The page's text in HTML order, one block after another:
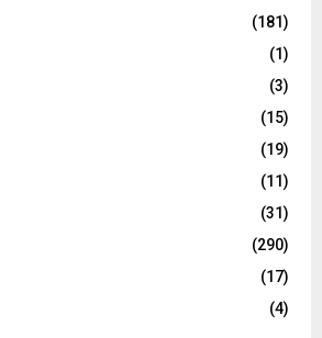
(181)
(1)
(3)
(15)
(19)
(11)
(31)
(290)
(17)
(4)